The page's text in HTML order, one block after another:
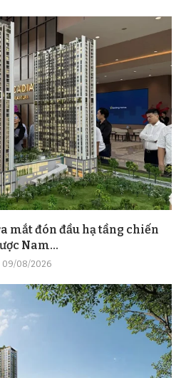
mắt đón đầu hạ tầng chiến
Nam...
09/08/2026